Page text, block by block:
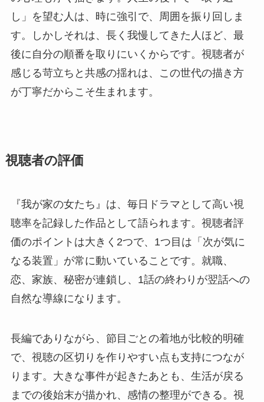
し」を望む人は、時に強引で、周囲を振り回しま
す。しかしそれは、長く我慢してきた人ほど、最
後に自分の順番を取りにいくからです。視聴者が
感じる苛立ちと共感の揺れは、この世代の描き方
が丁寧だからこそ生まれます。
視聴者の評価
『我が家の女たち』は、毎日ドラマとして高い視
聴率を記録した作品として語られます。視聴者評
価のポイントは大きく2つで、1つ目は「次が気に
なる装置」が常に動いていることです。就職、
恋、家族、秘密が連鎖し、1話の終わりが翌話への
自然な導線になります。
長編でありながら、節目ごとの着地が比較的明確
で、視聴の区切りを作りやすい点も支持につなが
ります。大きな事件が起きたあとも、生活が戻る
までの後始末が描かれ、感情の整理ができる。視